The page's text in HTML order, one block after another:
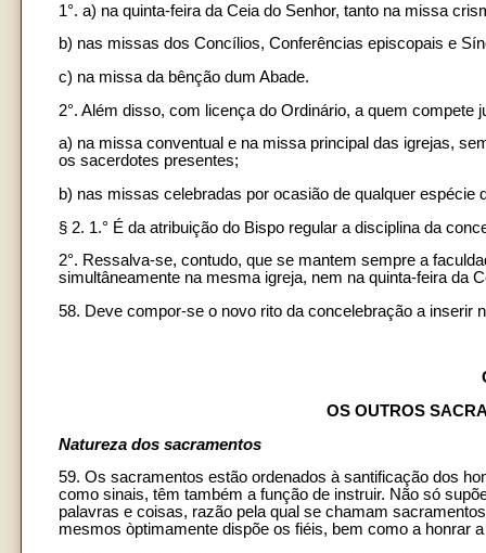
1°. a) na quinta-feira da Ceia do Senhor, tanto na missa
b) nas missas dos Concílios, Conferências episcopais e
c) na missa da bênção dum Abade.
2°. Além disso, com licença do Ordinário, a quem compete
a) na missa conventual e na missa principal das igrejas,
os sacerdotes presentes;
b) nas missas celebradas por ocasião de qualquer
§ 2. 1.° É da atribuição do Bispo regular a disciplina da
2°. Ressalva-se, contudo, que se mantem sempre a
simultâneamente na mesma igreja, nem na quinta-feira da
58. Deve compor-se o novo rito da concelebração a inserir
OS OUTROS
Natureza dos sacramentos
59. Os sacramentos estão ordenados à santificação dos
como sinais, têm também a função de instruir. Não só
palavras e coisas, razão pela qual se chamam
mesmos òptimamente dispõe os fiéis, bem como a honrar